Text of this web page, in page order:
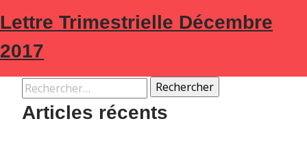
Lettre Trimestrielle Décembre
2017
Rechercher :
Articles récents